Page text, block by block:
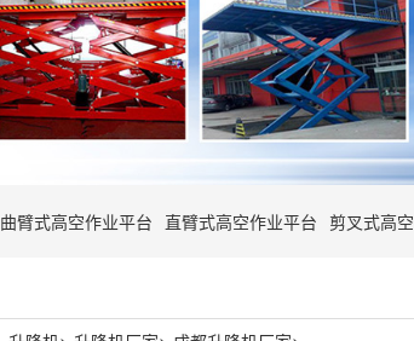
曲臂式高空作业平台 直臂式高空作业平台 剪叉式高